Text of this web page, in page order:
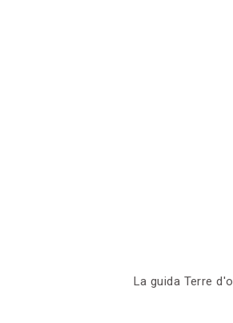
La guida Terre